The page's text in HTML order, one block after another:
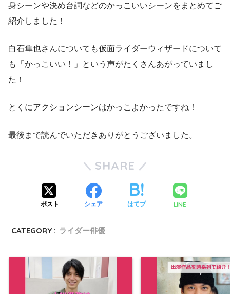
身シーンや決め台詞などのかっこいいシーンをまとめてご
紹介しました！
白石隼也さんについても仮面ライダーウィザードについて
も「かっこいい！」という声がたくさんあがっていまし
た！
とくにアクションシーンはかっこよかったですね！
最後まで読んでいただきありがとうございました。
SHARE
ポスト シェア はてブ LINE
CATEGORY : ライダー俳優